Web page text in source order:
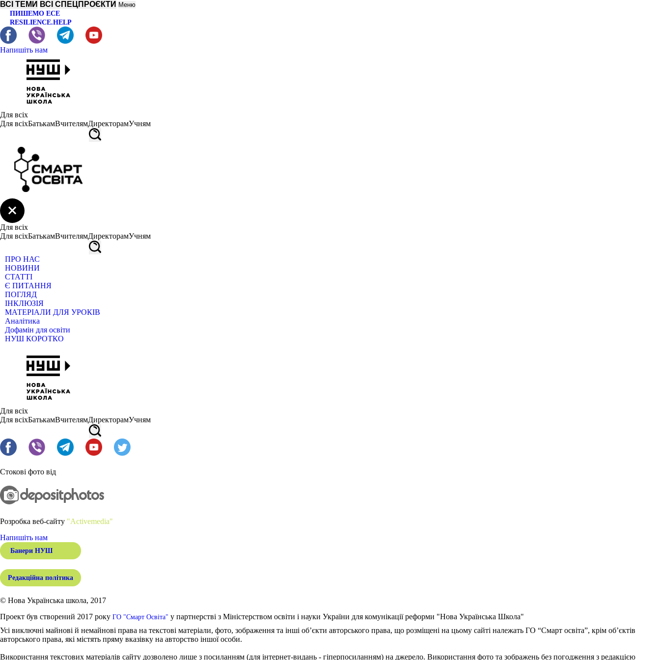
ВСІ ТЕМИ ВСІ СПЕЦПРОЄКТИ Меню
ПИШЕМО ЕСЕ
RESILIENCE.HELP
Напишіть нам
Для всіх
Для всіхБатькамВчителямДиректорамУчням
Для всіх
Для всіхБатькамВчителямДиректорамУчням
ПРО НАС
НОВИНИ
СТАТТІ
Є ПИТАННЯ
ПОГЛЯД
ІНКЛЮЗІЯ
МАТЕРІАЛИ ДЛЯ УРОКІВ
Аналітика
Дофамін для освіти
НУШ КОРОТКО
Для всіх
Для всіхБатькамВчителямДиректорамУчням
Стокові фото від
Розробка веб-сайту "Activemedia"
Напишіть нам
Банери НУШ
Редакційна політика
© Нова Українська школа, 2017
Проект був створений 2017 року ГО "Смарт Освіта" у партнерстві з Міністерством освіти і науки України для комунікації реформи "Нова Українська Школа"
Усі виключні майнові й немайнові права на текстові матеріали, фото, зображення та інші об’єкти авторського права, що розміщені на цьому сайті належать ГО “Смарт освіта”, крім об’єктів
авторського права, які містять пряму вказівку на авторство іншої особи.
Використання текстових матеріалів сайту дозволено лише з посиланням (для інтернет-видань - гіперпосиланням) на джерело. Використання фото та зображень без погодження з редакцією